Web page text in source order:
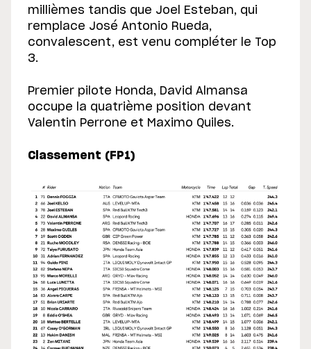
millièmes tandis que Joel Esteban, qui
remplace José Antonio Rueda,
convalescent, est venu compléter le Top
3.
Premier pilote Honda, David Almansa
occupe la quatrième position devant
Valentin Perrone et Maximo Quiles.
Classement (FP1)